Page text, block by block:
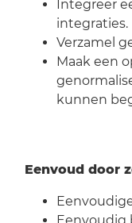
Integreer
integraties.
Verzamel
Maak een
kunnen
Eenvoud door